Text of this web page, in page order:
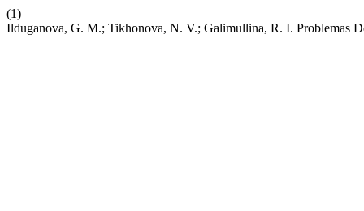
(1)
Ilduganova, G. M.; Tikhonova, N. V.; Galimullina, R. I. Problemas